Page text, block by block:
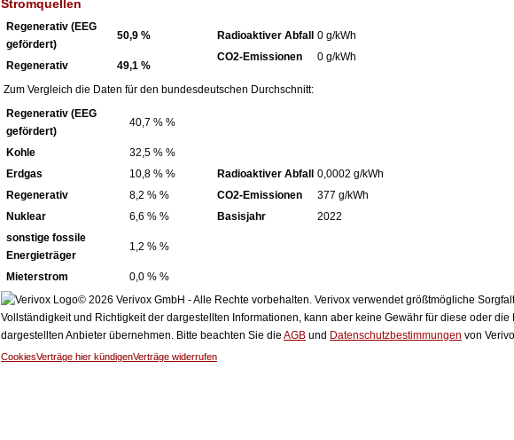
Stromquellen
Regenerativ (EEG
gefördert)
50,9 %
Regenerativ 49,1 %
Radioaktiver Abfall
0 g/kWh
CO2-Emissionen
0 g/kWh
Zum Vergleich die Daten für den bundesdeutschen Durchschnitt:
Regenerativ (EEG
gefördert)
40,7 % %
Kohle
32,5 % %
Erdgas
10,8 % %
Regenerativ
8,2 % %
Nuklear
6,6 % %
sonstige fossile
Energieträger
1,2 % %
Mieterstrom 0,0 % %
Radioaktiver Abfall
0,0002 g/kWh
CO2-Emissionen
377 g/kWh
Basisjahr
2022
© 2026 Verivox GmbH - Alle Rechte vorbehalten. Verivox verwendet größtmögliche
Vollständigkeit und Richtigkeit der dargestellten Informationen, kann aber keine Gewähr für diese oder
dargestellten Anbieter übernehmen. Bitte beachten Sie die AGB und Datenschutzbestimmungen von
CookiesVerträge hier kündigenVerträge widerrufen